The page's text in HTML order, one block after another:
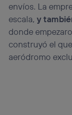
envíos. La
escala,y
donde
construyó el
aeródromo